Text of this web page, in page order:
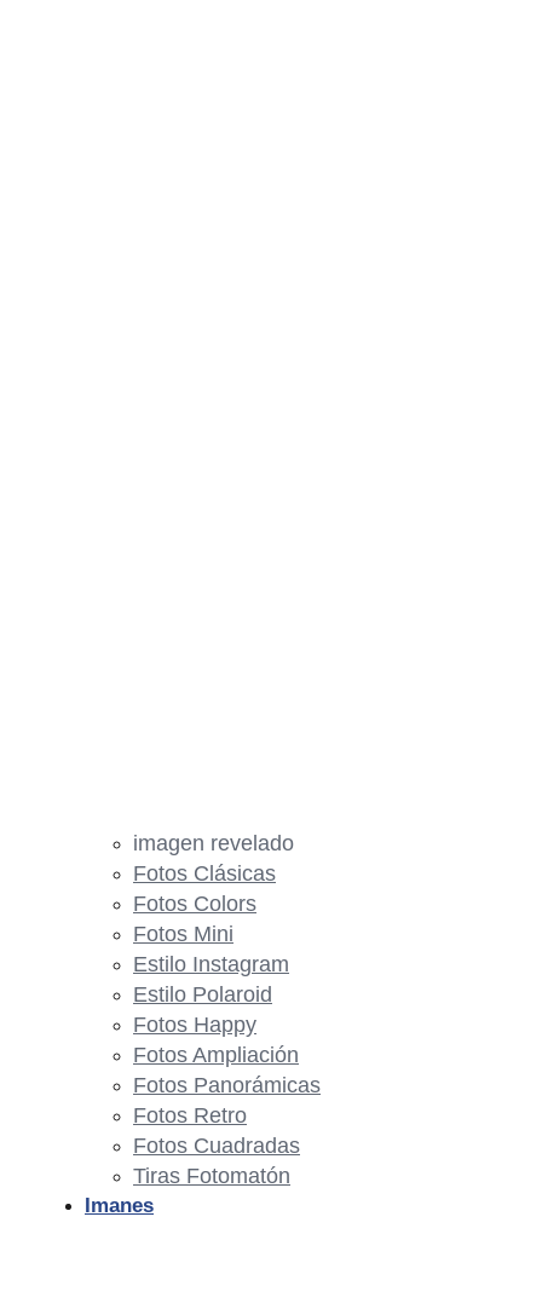
imagen revelado
Fotos Clásicas
Fotos Colors
Fotos Mini
Estilo Instagram
Estilo Polaroid
Fotos Happy
Fotos Ampliación
Fotos Panorámicas
Fotos Retro
Fotos Cuadradas
Tiras Fotomatón
Imanes